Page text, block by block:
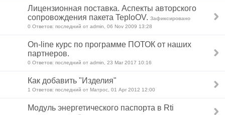
Лицензионная поставка. Аспекты авторского
сопровождения пакета TeploOV. Зафиксировано
0 Ответов: последний от admin, 06 Nov 2009 13:28
On-line курс по программе ПОТОК от наших
партнеров.
0 Ответов: последний от admin, 23 Mar 2017 10:16
Как добавить "Изделия"
1 Ответов: последний от Матрос, 01 Apr 2012 12:00
Модуль энергетического паспорта в Rti